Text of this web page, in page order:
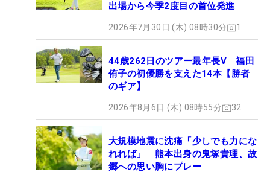
出場から今季2度目の首位発進
2026年7月30日 (木) 08時30分 1
44歳262日のツアー最年長V 福田
侑子の初優勝を支えた14本【勝者
のギア】
2026年8月6日 (木) 08時55分 32
大規模地震に沈痛「少しでも力にな
れれば」 熊本出身の鬼塚貴理、故
郷への思い胸にプレー